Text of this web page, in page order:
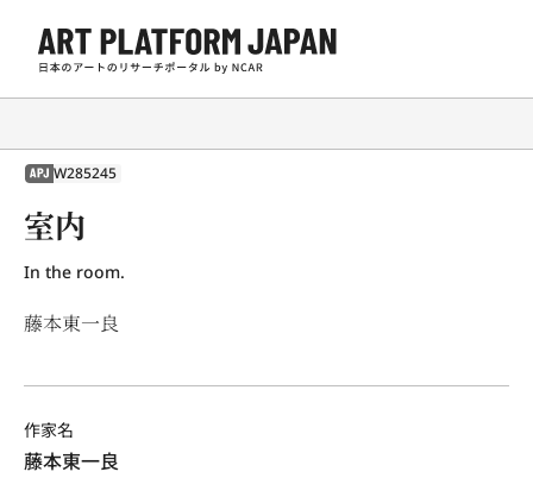
APJ W285245
室内
In the room.
藤本東一良
作家名
藤本東一良